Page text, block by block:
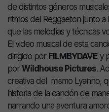
de distintos géneros
ritmos del Reggaeton junto a
que las melodías y técnicas
El video musical de esta
dirigido por FILMBYDAVE y
porWildhouse Pictures.
creativa del mismo Lyanno,
historia de la canción de
narrando una aventura